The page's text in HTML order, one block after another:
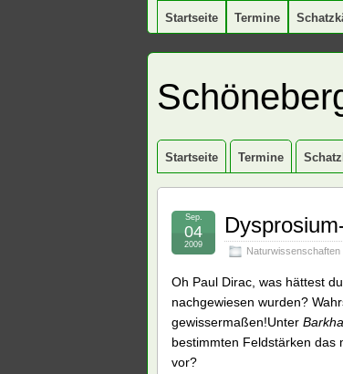
Startseite Termine
Startseite Termine
Naturwissenschaften
Sep.
04
2009
Oh Paul Dirac, was hättest
nachgewiesen wurden?
gewissermaßen!Unter
bestimmten Feldstärken das
vor?